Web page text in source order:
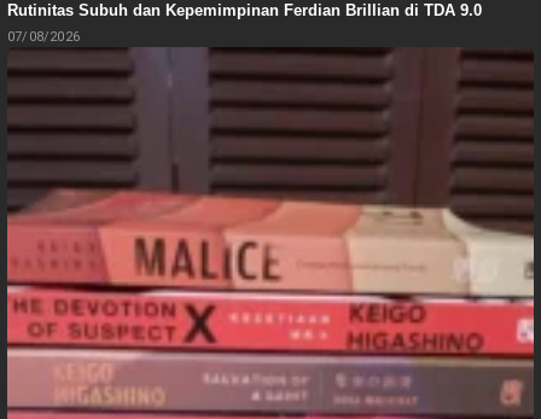
Rutinitas Subuh dan Kepemimpinan Ferdian Brillian di TDA 9.0
07/08/2026